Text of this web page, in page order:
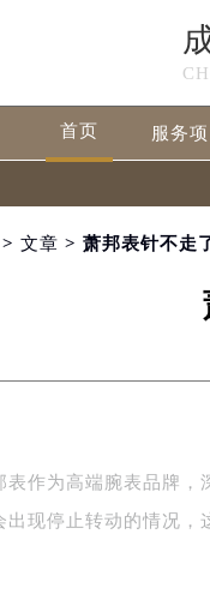
首页 服务项
> 文章 > 萧邦表针不走
表作为高端腕表品牌，
出现停止转动的情况